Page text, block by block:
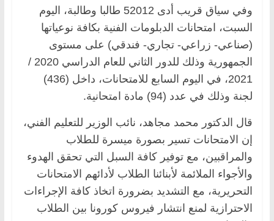
وفي سياق قريب أدى 52012 طالبا وطالبة، اليوم
السبت، امتحانات الدبلومات الفنية بكافة نوعياتها
(صناعي- زراعي- تجاري- فندقي) على مستوى
الجمهورية وذلك للدور الثاني للعام الدراسي 2020 /
2021، في اليوم السابع للامتحانات، داخل (436)
لجنة وذلك في عدد (94) مادة امتحانية.
قال الدكتور محمد مجاهد، نائب الوزير للتعليم الفني،
إن الامتحانات تسير بصورة ميسرة للطلاب
والمراقبين، مع توفير كافة السبل التي تحقق الهدوء
والأجواء الملائمة لأبنائنا الطلاب لأدائهم الامتحانات
التحريرية، مع التشديد بضرورة اتخاذ كافة الإجراءات
الاحترازية لمنع انتشار فيروس كورونا بين الطلاب